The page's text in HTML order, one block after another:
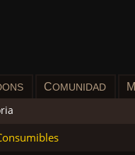
COMUNIDAD M